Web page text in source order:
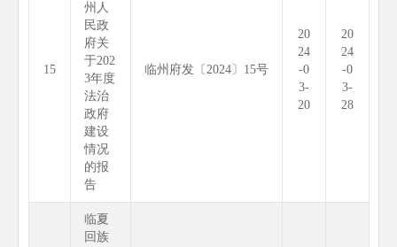
15
州人
民政
府关
于202
3年度
法治
政府
建设
情况
的报
告
临州府发〔2024〕15号
20
24
-0
3-
20
20
24
-0
3-
28
临夏
回族